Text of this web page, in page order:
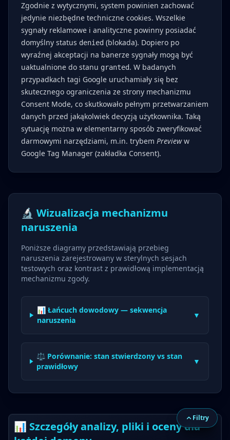
Zgodnie z wytycznymi, system powinien zachować
jedynie niezbędne techniczne cookies. Wszelkie
sygnały reklamowe i analityczne powinny posiadać
domyślny status denied (blokada). Dopiero po
wyraźnej akceptacji na banerze sygnały mogą być
uaktualnione do stanu granted. W badanych
przypadkach tagi Google uruchamiały się bez
skutecznego ograniczenia ze strony mechanizmu
Consent Mode, co skutkowało pełnym przetwarzaniem
danych przed jakąkolwiek decyzją użytkownika. Taką
sytuację można w elementarny sposób zweryfikować
darmowymi narzędziami, m.in. trybem Previeww
Google Tag Manager (zakładka Consent).
🔬 Wizualizacja mechanizmu
naruszenia
Poniższe diagramy przedstawiają przebieg
naruszenia zarejestrowany w sterylnych sesjach
testowych oraz kontrast z prawidłową implementacją
mechanizmu zgody.
📊 Łańcuch dowodowy — sekwencja
naruszenia
▼
⚖️ Porównanie: stan stwierdzony vs stan
prawidłowy
▼
📊 Szczegóły analizy, pliki i oceny dla
Filtry